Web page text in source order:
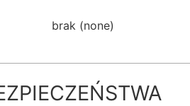
brak (none)